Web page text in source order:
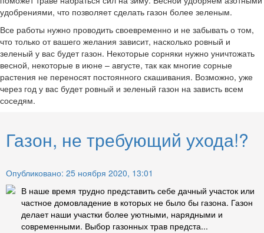
удобрениями, что позволяет сделать газон более зеленым.
Все работы нужно проводить своевременно и не забывать о том,
что только от вашего желания зависит, насколько ровный и
зеленый у вас будет газон. Некоторые сорняки нужно уничтожать
весной, некоторые в июне – августе, так как многие сорные
растения не переносят постоянного скашивания. Возможно, уже
через год у вас будет ровный и зеленый газон на зависть всем
соседям.
Газон, не требующий ухода!?
Опубликовано: 25 ноября 2020, 13:01
В наше время трудно представить себе дачный участок или
частное домовладение в которых не было бы газона. Газон
делает наши участки более уютными, нарядными и
современными. Выбор газонных трав предста...